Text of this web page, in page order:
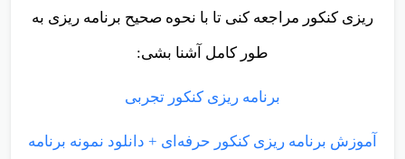
ریزی کنکور مراجعه کنی تا با نحوه صحیح برنامه ریزی به
طور کامل آشنا بشی:
برنامه ریزی کنکور تجربی
آموزش برنامه ریزی کنکور حرفه‌ای + دانلود نمونه برنامه